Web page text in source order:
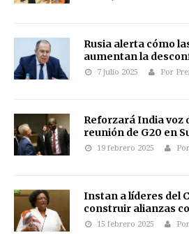
Rusia alerta cómo
aumentan la
7 julio 2025 Por
Reforzará India voz
reunión de G20 en
19 febrero 2025
Instan a líderes del
construir alianzas
15 febrero 2025